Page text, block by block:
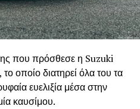
που πρόσθεσε η Suzuki
οποίο διατηρεί όλα του τα
ευελιξία μέσα στην
καυσίμου.